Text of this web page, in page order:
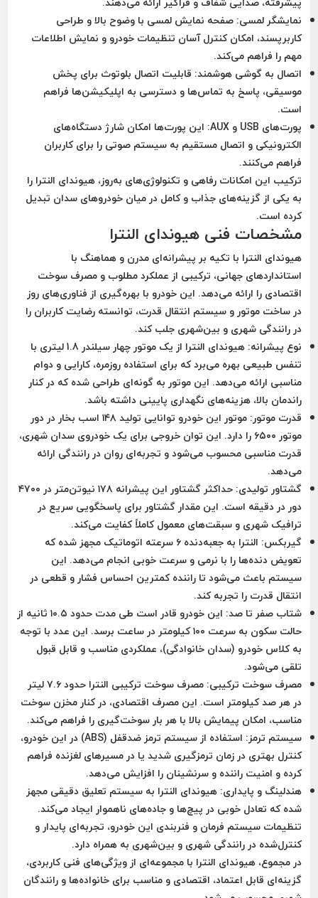
نمایشگر لمسی: صفحه نمایش لمسی با وضوح بالا و طراحی
کاربرپسند، امکان کنترل آسان تنظیمات خودرو و نمایش اطلاعات
مهم را فراهم می‌کند.
اتصال به گوشی هوشمند: قابلیت اتصال بلوتوث برای پخش
موسیقی، پاسخ به تماس‌ها و دسترسی به اپلیکیشن‌ها فراهم
است.
پورت‌های USB و AUX:
این پورت‌ها امکان شارژ دستگاه‌های
الکترونیکی و اتصال مستقیم به سیستم صوتی را برای کاربران
فراهم می‌کنند.
ترکیب این امکانات رفاهی و تکنولوژی‌های به‌روز، هیوندای النترا را
به یکی از گزینه‌های جذاب و کامل در میان خودروهای سدان تبدیل
کرده است.
مشخصات فنی هیوندای النترا
هیوندای النترا با تکیه بر پیشرانه‌ای مدرن و هماهنگ با
استانداردهای جهانی، ترکیبی از عملکرد مطلوب و مصرف سوخت
اقتصادی را ارائه می‌دهد. این خودرو با بهره‌گیری از فناوری‌های روز
در ساخت موتور و سیستم انتقال قدرت، توانسته رضایت کاربران را
در رانندگی شهری و بین‌شهری جلب کند.
نوع پیشرانه:
هیوندای النترا از یک موتور چهار سیلندر 1.8 لیتری با
تنفس طبیعی بهره می‌برد که برای استفاده روزمره، کارایی و دوام
مناسبی ارائه می‌دهد. این موتور به گونه‌ای طراحی شده که در کنار
راندمان بالا، هزینه‌های نگهداری پایینی داشته باشد.
قدرت موتور:
موتور این خودرو توانایی تولید ۱۴۸ اسب بخار در دور
موتور ۶۵۰۰ را دارد. این توان خروجی برای یک خودروی سدان شهری،
قدرت مناسبی محسوب می‌شود و تجربه‌ای روان در رانندگی ارائه
می‌دهد.
گشتاور تولیدی:
حداکثر گشتاور این پیشرانه ۱۷۸ نیوتن‌متر در ۴۷۰۰
دور در دقیقه است. این مقدار گشتاور برای پاسخگویی سریع در
ترافیک شهری و سبقت‌های معمول کاملاً کفایت می‌کند.
گیربکس:
النترا به جعبه‌دنده ۶ سرعته اتوماتیک مجهز شده که
تعویض دنده‌ها را با نرمی و سرعت خوبی انجام می‌دهد. این
سیستم باعث می‌شود تا راننده کمترین احساس فشار و قطعی در
انتقال قدرت را تجربه کند.
شتاب صفر تا صد:
این خودرو قادر است طی مدت حدود ۱۰.۵ ثانیه از
حالت سکون به سرعت ۱۰۰ کیلومتر در ساعت برسد. این عدد با توجه
به کلاس خودرو (سدان خانوادگی)، عملکردی مناسب و قابل قبول
تلقی می‌شود.
مصرف سوخت ترکیبی:
مصرف سوخت ترکیبی النترا حدود ۷.۶ لیتر
در هر صد کیلومتر است. این مصرف اقتصادی، در کنار مخزن سوخت
مناسب، امکان پیمایش بالا با هر بار سوخت‌گیری را فراهم می‌کند.
سیستم ترمز:
استفاده از سیستم ترمز ضدقفل (ABS) در این خودرو،
کنترل بهتری در زمان ترمزگیری شدید یا در مسیرهای لغزنده فراهم
کرده و امنیت راننده و سرنشینان را افزایش می‌دهد.
هندلینگ و پایداری: هیوندای النترا به سیستم تعلیق دقیقی مجهز
شده که تعادل خوبی در پیچ‌ها و جاده‌های ناهموار ایجاد می‌کند.
تنظیمات سیستم فرمان و فنربندی این خودرو، تجربه‌ای پایدار و
کنترل‌شده در رانندگی شهری و بین‌شهری به همراه دارد.
در مجموع، هیوندای النترا با مجموعه‌ای از ویژگی‌های فنی کاربردی،
گزینه‌ای قابل اعتماد، اقتصادی و مناسب برای خانواده‌ها و رانندگان